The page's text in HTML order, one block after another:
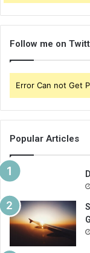
Follow me on
Error Can not Get
Popular Articles